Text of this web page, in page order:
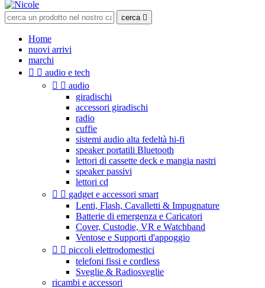
cerca 
Home
nuovi arrivi
marchi
  audio e tech
  audio
giradischi
accessori giradischi
radio
cuffie
sistemi audio alta fedeltà hi-fi
speaker portatili Bluetooth
lettori di cassette deck e mangia nastri
speaker passivi
lettori cd
  gadget e accessori smart
Lenti, Flash, Cavalletti & Impugnature
Batterie di emergenza e Caricatori
Cover, Custodie, VR e Watchband
Ventose e Supporti d'appoggio
  piccoli elettrodomestici
telefoni fissi e cordless
Sveglie & Radiosveglie
ricambi e accessori